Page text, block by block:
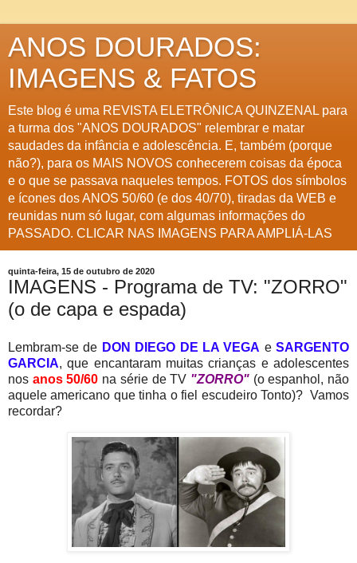
ANOS DOURADOS:
IMAGENS & FATOS
Este blog é uma REVISTA ELETRÔNICA QUINZENAL para
a turma dos "ANOS DOURADOS" relembrar e matar
saudades da infância e adolescência. E, também (porque
não?), para os MAIS NOVOS conhecerem coisas da época
e o que se passava naqueles tempos. FOTOS dos símbolos
e ícones dos ANOS 50/60 (e dos 40/70), tiradas da WEB e
reunidas num só lugar, com algumas informações do
PASSADO. CLICAR NAS IMAGENS PARA AMPLIÁ-LAS
quinta-feira, 15 de outubro de 2020
IMAGENS - Programa de TV: "ZORRO"
(o de capa e espada)
Lembram-se de DON DIEGO DE LA VEGA e SARGENTO
GARCIA, que encantaram muitas crianças e adolescentes
nos anos 50/60 na série de TV "ZORRO" (o espanhol, não
aquele americano que tinha o fiel escudeiro Tonto)? Vamos
recordar?